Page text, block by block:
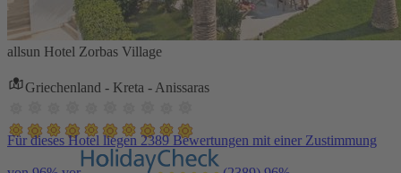
allsun Hotel Zorbas Village
Griechenland - Kreta - Anissaras
Für dieses Hotel liegen 2389 Bewertungen mit einer Zustimmung